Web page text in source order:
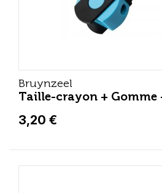
Bruynzeel
Taille-crayon + Gomme
3,20 €